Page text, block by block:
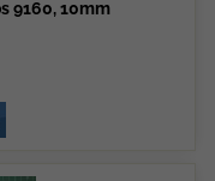
9160, 10mm